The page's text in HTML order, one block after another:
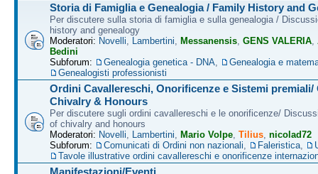
Storia di Famiglia e Genealogia / Family History and
Per discutere sulla storia di famiglia e sulla genealogia /
history and genealogy
Moderatori: Novelli Lambertini Messanensis GENS VALERIA
Bedini
Subforum:
Genealogia genetica - DNA
Genealogia e
Genealogisti professionisti
Ordini Cavallereschi, Onorificenze e Sistemi premiali/
Chivalry & Honours
Per discutere sugli ordini cavallereschi e le onorificenze/
of chivalry and honours
Moderatori: Novelli Lambertini Mario Volpe Tilius nicolad72
Subforum:
Comunicati di Ordini non nazionali Faleristica
Tavole illustrative ordini cavallereschi e onorificenze
Manifestazioni/Eventi